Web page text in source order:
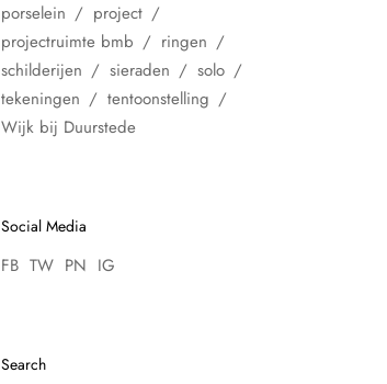
porselein
project
projectruimte bmb
ringen
schilderijen
sieraden
solo
tekeningen
tentoonstelling
Wijk bij Duurstede
Social Media
FB TW PN IG
Search